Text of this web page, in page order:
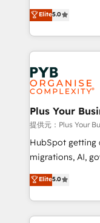
nurturing
Marketing, Sales,
Ongoing
scalable retainers. Let’s make HubSpot your
powerful growth
drive results.
automation, CRM
paid media,
search
WordPress development. We
and growth-led
professional
industrial
Town, Dubai & London. 500+
implementations
across ChatGPT,
Google AI Overviews. HubSpot
Innovation
Migration
Elite5.0
Plus Your
提供元：Plus Your
HubSpot getting
migrations, AI, governance.
complexity, so
Welcome to our
implementation,
training • CRM
Elite5.0